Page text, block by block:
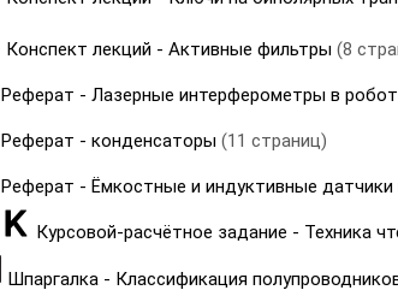
Конспект лекций - Активные фильтры (8
Реферат - Лазерные интерферометры в
Реферат - конденсаторы (11 страниц)
Реферат - Ёмкостные и индуктивные датчики
Курсовой-расчётное задание - Техника
Шпаргалка - Классификация